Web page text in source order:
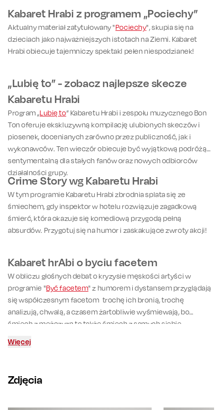
Kabaret Hrabi z programem „Pociechy”
Aktualny materiał zatytułowany "Pociechy", skupia się na
dzieciach jako najważniejszych istotach na Ziemi. Kabaret
Hrabi obiecuje tajemniczy spektakl pełen niespodzianek!
„Lubię to” - zobacz najlepsze skecze
Kabaretu Hrabi
Program „Lubię to” Kabaretu Hrabi i zespołu muzycznego Bon
Ton oferuje ekskluzywną kompilację ulubionych skeczów i
piosenek, docenianych zarówno przez publiczność, jak i
wykonawców. Ten wieczór obiecuje być wyjątkową podróżą
sentymentalną dla stałych fanów oraz nowych odbiorców
działalności grupy.
Crime Story wg Kabaretu Hrabi
W tym programie Kabaretu Hrabi zbrodnia splata się ze
śmiechem, gdy inspektor w hotelu rozwiązuje zagadkową
śmierć, która okazuje się komediową przygodą pełną
absurdów. Przygotuj się na humor i zaskakujące zwroty akcji!
Kabaret hrAbi o byciu facetem
W obliczu głośnych debat o kryzysie męskości artyści w
programie "Być facetem" z humorem i dystansem przyglądają
się współczesnym facetom trochę ich bronią, trochę
analizują, chwalą, a czasem żartobliwie wyśmiewają, bo
śmiech z mężczyzn to także śmiech z samych siebie.
Więcej
Zdjęcia